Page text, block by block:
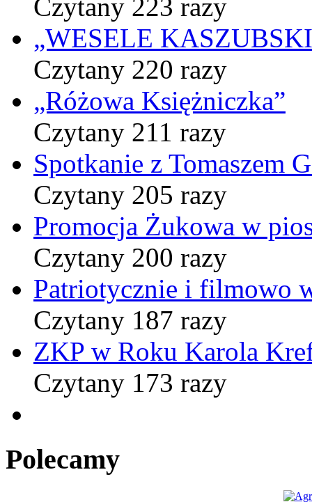
Czytany 223 razy
„WESELE
Czytany 220 razy
„Różowa Księżniczka”
Czytany 211 razy
Spotkanie z Tomaszem
Czytany 205 razy
Promocja Żukowa w
Czytany 200 razy
Patriotycznie i filmowo
Czytany 187 razy
ZKP w Roku Karola
Czytany 173 razy
Polecamy